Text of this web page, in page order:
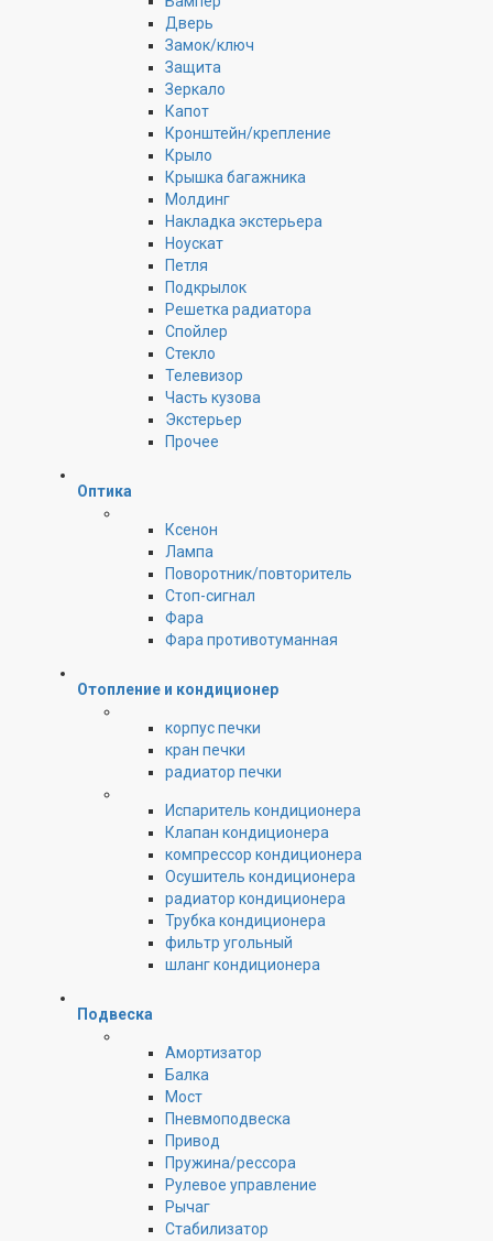
Дверь
Замок/ключ
Защита
Зеркало
Капот
Кронштейн/крепление
Крыло
Крышка багажника
Молдинг
Накладка экстерьера
Ноускат
Петля
Подкрылок
Решетка радиатора
Спойлер
Стекло
Телевизор
Часть кузова
Экстерьер
Прочее
Оптика
Ксенон
Лампа
Поворотник/повторитель
Стоп-сигнал
Фара
Фара противотуманная
Отопление и кондиционер
корпус печки
кран печки
радиатор печки
Испаритель кондиционера
Клапан кондиционера
компрессор кондиционера
Осушитель кондиционера
радиатор кондиционера
Трубка кондиционера
фильтр угольный
шланг кондиционера
Подвеска
Амортизатор
Балка
Мост
Пневмоподвеска
Привод
Пружина/рессора
Рулевое управление
Рычаг
Стабилизатор